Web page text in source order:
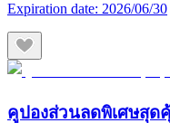
Expiration date: 2026/06/30
คูปองส่วนลดพิเศษสุด